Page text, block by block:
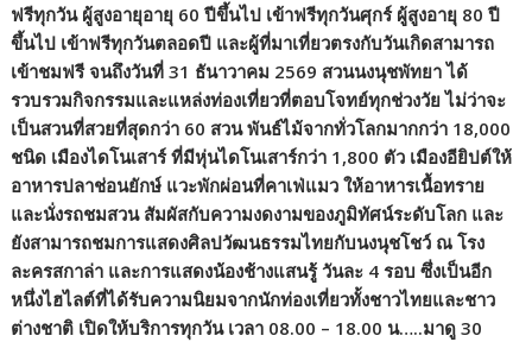
ฟรีทุกวัน ผู้สูงอายุอายุ 60 ปีขึ้นไป เข้าฟรีทุกวันศุกร์ ผู้สูงอายุ 80 ปี
ขึ้นไป เข้าฟรีทุกวันตลอดปี และผู้ที่มาเที่ยวตรงกับวันเกิดสามารถ
เข้าชมฟรี จนถึงวันที่ 31 ธันาวาคม 2569 สวนนงนุชพัทยา ได้
รวบรวมกิจกรรมและแหล่งท่องเที่ยวที่ตอบโจทย์ทุกช่วงวัย ไม่ว่าจะ
เป็นสวนที่สวยที่สุดกว่า 60 สวน พันธ์ไม้จากทั่วโลกมากกว่า 18,000
ชนิด เมืองไดโนเสาร์ ที่มีหุ่นไดโนเสาร์กว่า 1,800 ตัว เมืองอียิปต์ให้
อาหารปลาช่อนยักษ์ แวะพักผ่อนที่คาเฟ่แมว ให้อาหารเนื้อทราย
และนั่งรถชมสวน สัมผัสกับความงดงามของภูมิทัศน์ระดับโลก และ
ยังสามารถชมการแสดงศิลปวัฒนธรรมไทยกับนงนุชโชว์ ณ โรง
ละครสกาล่า และการแสดงน้องช้างแสนรู้ วันละ 4 รอบ ซึ่งเป็นอีก
หนึ่งไฮไลต์ที่ได้รับความนิยมจากนักท่องเที่ยวทั้งชาวไทยและชาว
ต่างชาติ เปิดให้บริการทุกวัน เวลา 08.00 – 18.00 น…..มาดู 30